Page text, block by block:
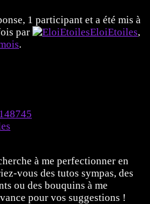
1 participant et a été mis à
par
EloiEtoiles,
.
à me perfectionner en
vous des tutos sympas, des
ou des bouquins à me
pour vos suggestions !